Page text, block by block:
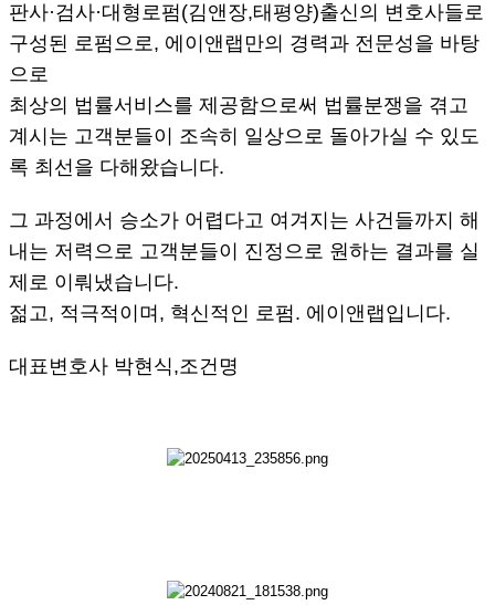
판사·검사·대형로펌(김앤장,태평양)출신의 변호사들로
구성된 로펌으로, 에이앤랩만의 경력과 전문성을 바탕
으로
최상의 법률서비스를 제공함으로써 법률분쟁을 겪고
계시는 고객분들이 조속히 일상으로 돌아가실 수 있도
록 최선을 다해왔습니다.
그 과정에서 승소가 어렵다고 여겨지는 사건들까지 해
내는 저력으로 고객분들이 진정으로 원하는 결과를 실
제로 이뤄냈습니다.
젊고, 적극적이며, 혁신적인 로펌. 에이앤랩입니다.
대표변호사 박현식,조건명